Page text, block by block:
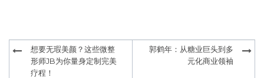
Post
navigation
想要无瑕美颜？这些微整
形师JB为你量身定制完美
疗程！
郭鹤年：从糖业巨头到多
元化商业领袖